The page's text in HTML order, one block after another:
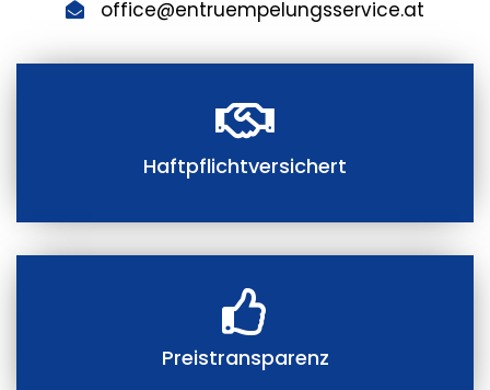
office@entruempelungsservice.at
Haftpflichtversichert
Preistransparenz